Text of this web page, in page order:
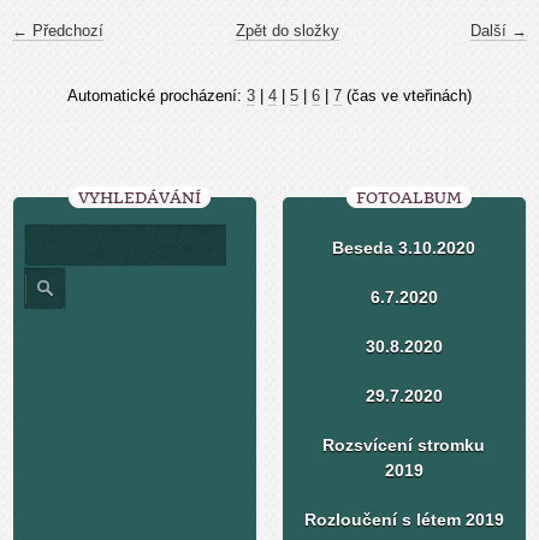
← Předchozí Další →
Zpět do složky
Automatické procházení: 3 4 5 6 7 (čas ve vteřinách)
VYHLEDÁVÁNÍ FOTOALBUM
Beseda 3.10.2020
6.7.2020
30.8.2020
29.7.2020
Rozsvícení stromku
2019
Rozloučení s létem 2019